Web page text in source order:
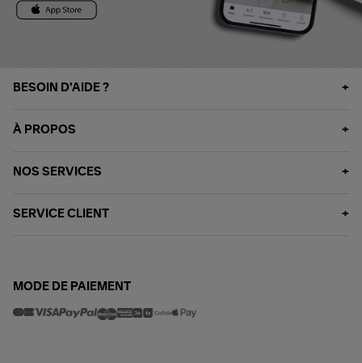
BESOIN D'AIDE ?
À PROPOS
NOS SERVICES
SERVICE CLIENT
MODE DE PAIEMENT